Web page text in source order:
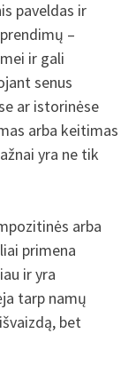
paveldas ir
–
ir gali
senus
ar istorinėse
arba keitimas
yra ne tik
arba
primena
ir yra
tarp namų
bet